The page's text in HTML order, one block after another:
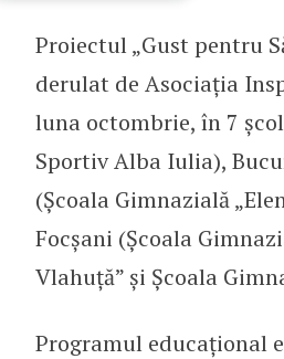
Carrefour
Proiectul „Gust pentru
derulat de Asociația
luna octombrie, în 7
Sportiv Alba Iulia),
(Școala Gimnazială
Focșani (Școala
Vlahuță” și Școala
Programul educațional